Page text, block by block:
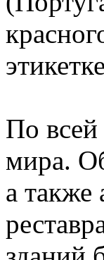
По
мира.
а также